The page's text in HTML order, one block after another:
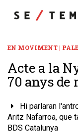
EN MOVIMENT |
​Acte a la
70 anys
Hi parlaran
Aritz Nafarroa, que
BDS Catalunya